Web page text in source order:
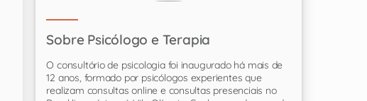
Sobre Psicólogo e Terapia
O consultório de psicologia foi inaugurado há mais de
12 anos, formado por psicólogos experientes que
realizam consultas online e consultas presenciais no